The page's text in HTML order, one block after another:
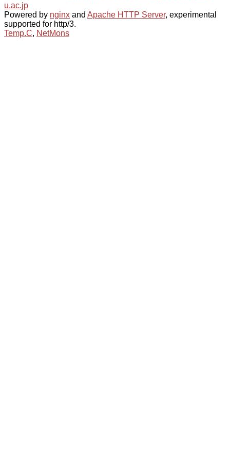
u.ac.jp
Powered by nginx and Apache HTTP Server, experimental
supported for http/3.
Temp.C, NetMons